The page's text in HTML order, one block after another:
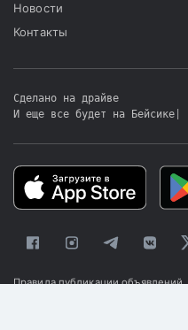
Новости
Контакты
Сделано на драйве
И еще все будет на Бейсике
Правила публикации объявлений